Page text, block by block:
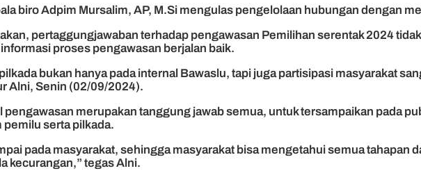
biro Adpim Mursalim, AP, M.Si mengulas pengelolaan hubungan dengan
pertaggungjawaban terhadap pengawasan Pemilihan serentak 2024
proses pengawasan berjalan baik.
bukan hanya pada internal Bawaslu, tapi juga partisipasi masyarakat
Alni, Senin (02/09/2024).
pengawasan merupakan tanggung jawab semua, untuk tersampaikan pada
pemilu serta pilkada.
pada masyarakat, sehingga masyarakat bisa mengetahui semua tahapan
kecurangan,” tegas Alni.